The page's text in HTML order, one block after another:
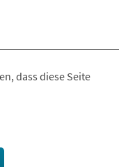
dass diese Seite